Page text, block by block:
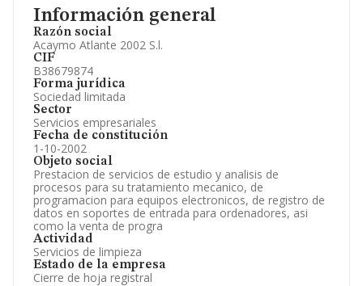
Información general
Razón social
Acaymo Atlante 2002 S.l.
CIF
B38679874
Forma jurídica
Sociedad limitada
Sector
Servicios empresariales
Fecha de constitución
1-10-2002
Objeto social
Prestacion de servicios de estudio y analisis de
procesos para su tratamiento mecanico, de
programacion para equipos electronicos, de registro de
datos en soportes de entrada para ordenadores, asi
como la venta de progra
Actividad
Servicios de limpieza
Estado de la empresa
Cierre de hoja registral
Información oficial y registral complementaria.